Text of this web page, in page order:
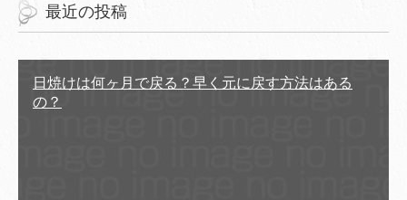
最近の投稿
日焼けは何ヶ月で戻る？早く元に戻す方法はある
の？